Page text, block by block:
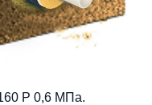
Р 0,6 МПа.